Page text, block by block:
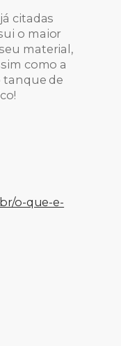
citadas
o maior
material,
como a
tanque de
o-que-e-